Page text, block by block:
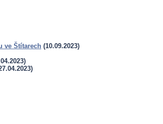
ve Štítarech (10.09.2023)